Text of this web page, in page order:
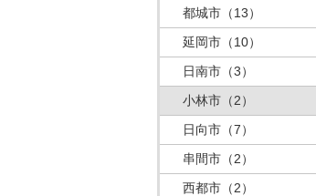
都城市 （13）
延岡市 （10）
日南市 （3）
小林市 （2）
日向市 （7）
串間市 （2）
西都市 （2）